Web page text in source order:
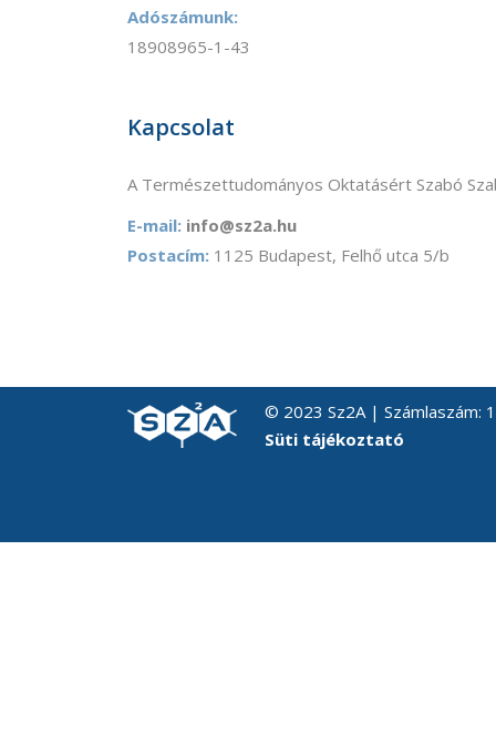
Adószámunk:
18908965-1-43
Kapcsolat
A Természettudományos Oktatásért Szabó
E-mail: info@sz2a.hu
Postacím: 1125 Budapest, Felhő utca 5/b
© 2023 Sz2A | Számlaszám:
Süti tájékoztató